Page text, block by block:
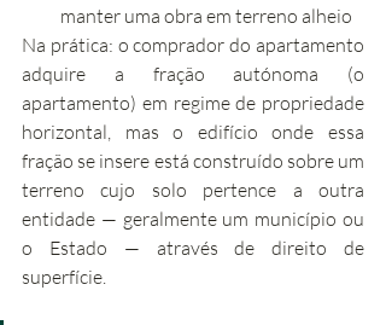
manter uma obra em terreno alheio
Na prática: o comprador do apartamento
adquire a fração autónoma (o
apartamento) em regime de propriedade
horizontal, mas o edifício onde essa
fração se insere está construído sobre um
terreno cujo solo pertence a outra
entidade — geralmente um município ou
o Estado — através de direito de
superfície.